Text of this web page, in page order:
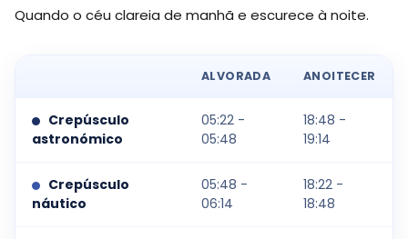
Quando o céu clareia de manhã e escurece à noite.
ALVORADA ANOITECER
Crepúsculo
astronómico
05:22 -
05:48
18:48 -
19:14
Crepúsculo
náutico
05:48 -
06:14
18:22 -
18:48